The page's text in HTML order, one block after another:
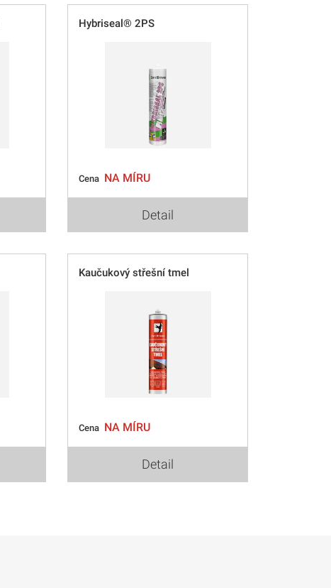
Hybriseal® 2PS
Cena NA MÍRU
Detail
Kaučukový střešní tmel
Cena NA MÍRU
Detail